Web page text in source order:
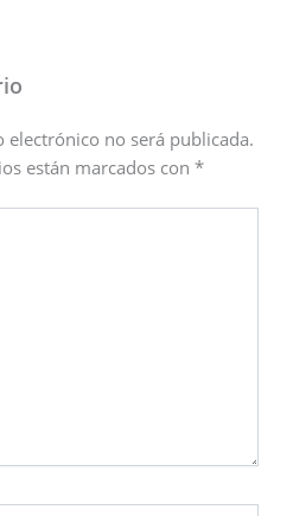
electrónico no será publicada.
están marcados con *